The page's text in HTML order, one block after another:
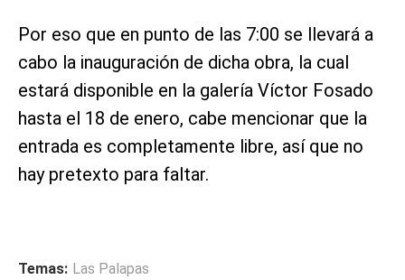
Por eso que en punto de las 7:00 se llevará a
cabo la inauguración de dicha obra, la cual
estará disponible en la galería Víctor Fosado
hasta el 18 de enero, cabe mencionar que la
entrada es completamente libre, así que no
hay pretexto para faltar.
Temas: Las Palapas